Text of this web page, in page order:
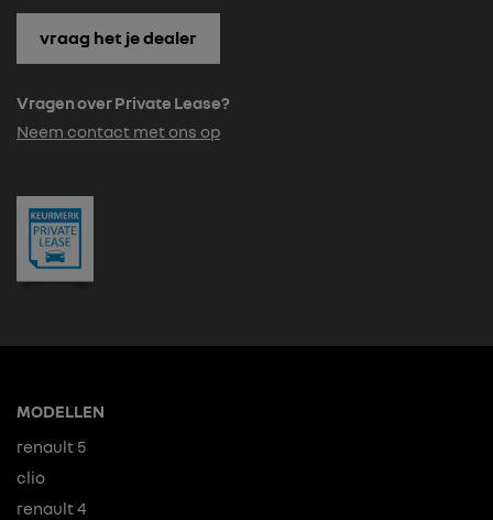
vraag het je dealer
Vragen over Private Lease?
Neem contact met ons op
MODELLEN
renault 5
clio
renault 4